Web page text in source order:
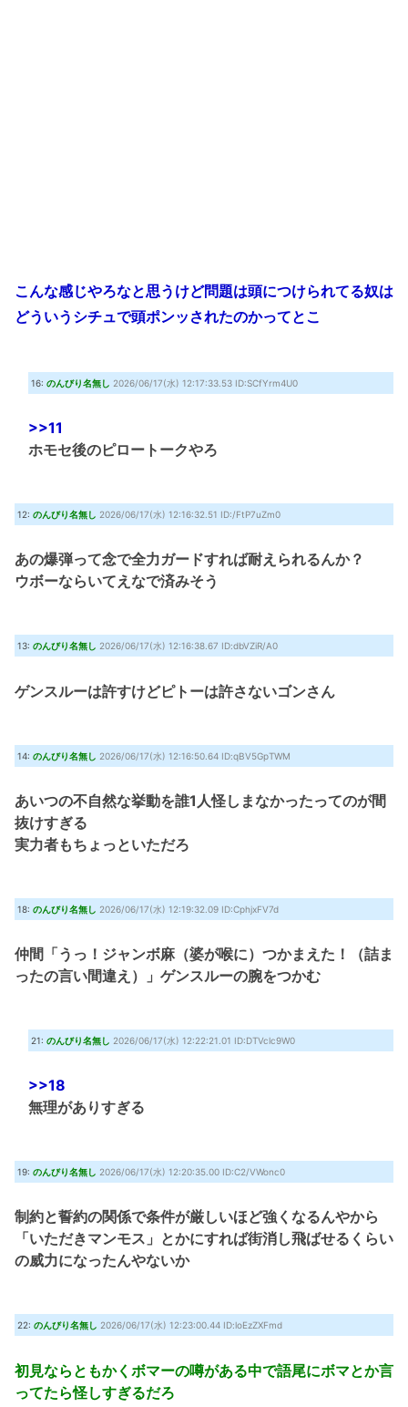
こんな感じやろなと思うけど問題は頭につけられてる奴は
どういうシチュで頭ポンッされたのかってとこ
16: のんびり名無し 2026/06/17(水) 12:17:33.53 ID:SCfYrm4U0
>>11
ホモセ後のピロートークやろ
12: のんびり名無し 2026/06/17(水) 12:16:32.51 ID:/FtP7uZm0
あの爆弾って念で全力ガードすれば耐えられるんか？
ウボーならいてえなで済みそう
13: のんびり名無し 2026/06/17(水) 12:16:38.67 ID:dbVZiR/A0
ゲンスルーは許すけどピトーは許さないゴンさん
14: のんびり名無し 2026/06/17(水) 12:16:50.64 ID:qBV5GpTWM
あいつの不自然な挙動を誰1人怪しまなかったってのが間
抜けすぎる
実力者もちょっといただろ
18: のんびり名無し 2026/06/17(水) 12:19:32.09 ID:CphjxFV7d
仲間「うっ！ジャンボ麻（婆が喉に）つかまえた！（詰ま
ったの言い間違え）」ゲンスルーの腕をつかむ
21: のんびり名無し 2026/06/17(水) 12:22:21.01 ID:DTVclc9W0
>>18
無理がありすぎる
19: のんびり名無し 2026/06/17(水) 12:20:35.00 ID:C2/VWonc0
制約と誓約の関係で条件が厳しいほど強くなるんやから
「いただきマンモス」とかにすれば街消し飛ばせるくらい
の威力になったんやないか
22: のんびり名無し 2026/06/17(水) 12:23:00.44 ID:loEzZXFmd
初見ならともかくボマーの噂がある中で語尾にボマとか言
ってたら怪しすぎるだろ